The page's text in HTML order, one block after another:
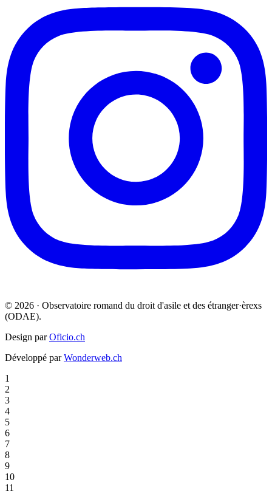
© 2026 · Observatoire romand du droit d'asile et des étranger·èrexs
(ODAE).
Design parOficio.ch
Développé parWonderweb.ch
1
2
3
4
5
6
7
8
9
10
11